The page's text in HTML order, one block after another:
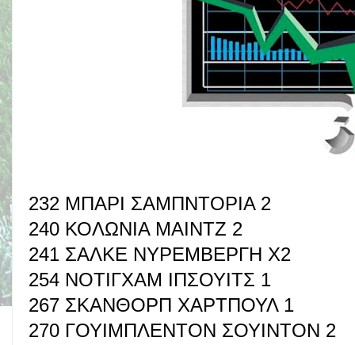
232 ΜΠΑΡΙ ΣΑΜΠΝΤΟΡΙΑ 2
240 ΚΟΛΩΝΙΑ ΜΑΙΝΤΖ 2
241 ΣΑΛΚΕ ΝΥΡΕΜΒΕΡΓΗ Χ2
254 ΝΟΤΙΓΧΑΜ ΙΠΣΟΥΙΤΣ 1
267 ΣΚΑΝΘΟΡΠ ΧΑΡΤΠΟΥΛ 1
270 ΓΟΥΙΜΠΛΕΝΤΟΝ ΣΟΥΙΝΤΟΝ 2